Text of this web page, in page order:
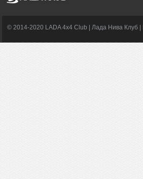
© 2014-2020 LADA 4x4 Club | Лада Нива Клуб |